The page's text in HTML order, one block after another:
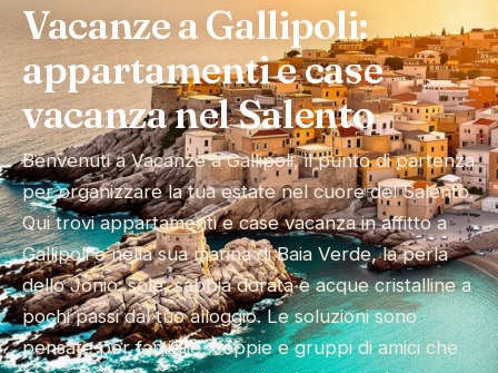
Vacanze a Gallipoli:
appartamenti e case
vacanza nel Salento
Benvenuti a Vacanze a Gallipoli, il punto di partenza
per organizzare la tua estate nel cuore del Salento.
Qui trovi appartamenti e case vacanza in affitto a
Gallipoli e nella sua marina di Baia Verde, la perla
dello Jonio: sole, sabbia dorata e acque cristalline a
pochi passi dal tuo alloggio. Le soluzioni sono
pensate per famiglie, coppie e gruppi di amici che